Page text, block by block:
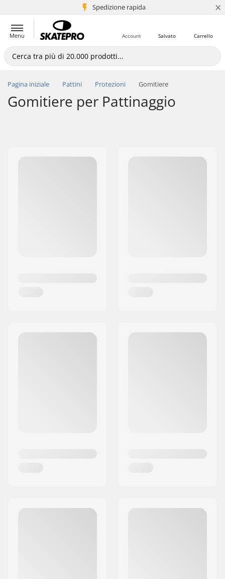
Spedizione rapida
+5 mln di clienti ×
Menu Carrello
Salvato
Account
Pagina iniziale Pattini Protezioni Gomitiere
Gomitiere per Pattinaggio